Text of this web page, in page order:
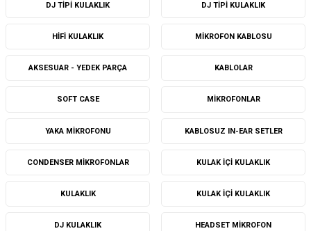
DJ TIPI KULAKLIK DJ TIPI KULAKLIK
HIFI KULAKLIK MIKROFON KABLOSU
AKSESUAR - YEDEK PARÇA KABLOLAR
SOFT CASE MIKROFONLAR
YAKA MIKROFONU KABLOSUZ IN-EAR SETLER
CONDENSER MIKROFONLAR KULAK IÇI KULAKLIK
KULAKLIK KULAK IÇI KULAKLIK
DJ KULAKLIK HEADSET MIKROFON